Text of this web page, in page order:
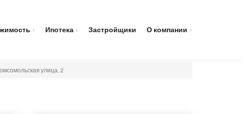
Ипотека Застройщики О компании
улица, 2